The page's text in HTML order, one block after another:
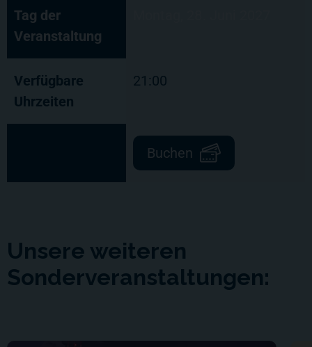
Tag der
Veranstaltung
Verfügbare
Uhrzeiten
21:00
Buchen
Unsere weiteren
Sonderveranstaltungen: